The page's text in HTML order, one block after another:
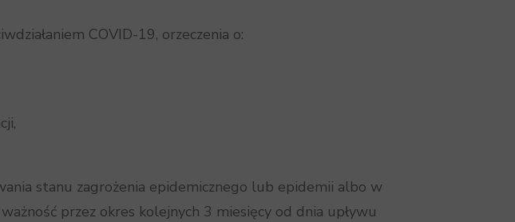
COVID-19, orzeczenia o:
stanu zagrożenia epidemicznego lub epidemii albo w
przez okres kolejnych 3 miesięcy od dnia upływu